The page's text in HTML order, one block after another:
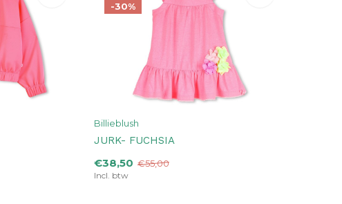
-30%
Billieblush
JURK- FUCHSIA
€38,50 €55,00
Incl. btw